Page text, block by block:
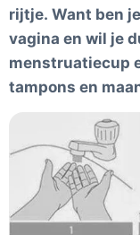
rijtje. Want ben
vagina en wil je
menstruatiecup
tampons en